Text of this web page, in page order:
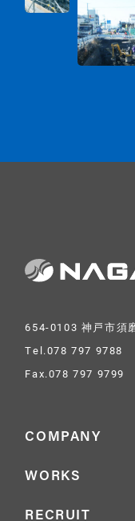
654-0103 神戸市須
Tel.078 797
Fax.078 797 9799
COMPANY
WORKS
RECRUIT